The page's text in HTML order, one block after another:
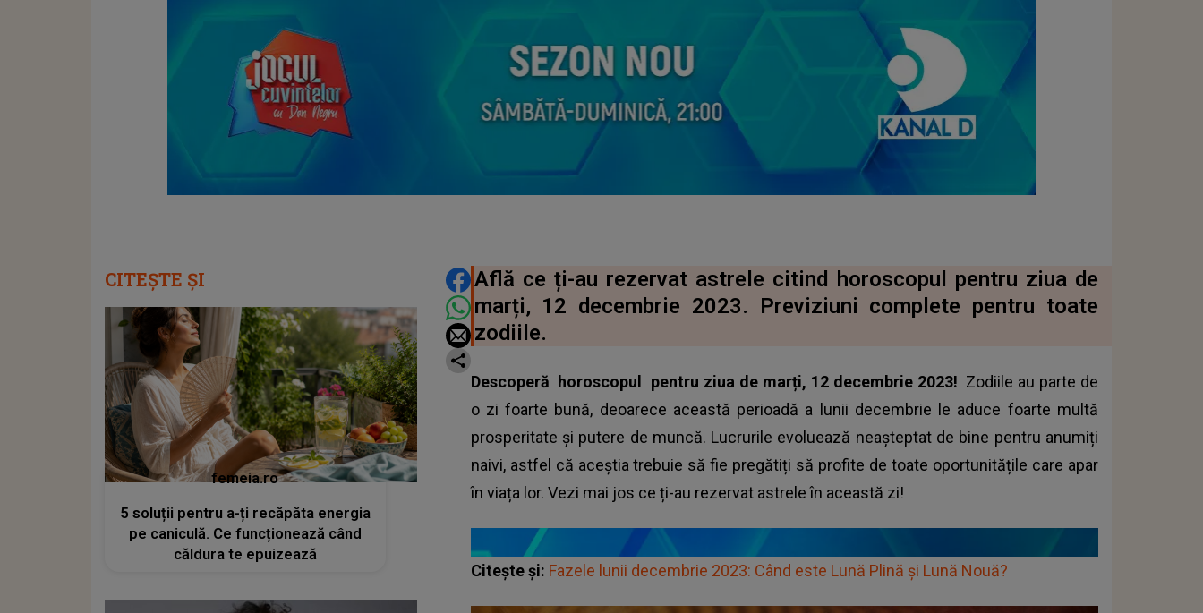
DISTRIBUIE ARTICOLUL
Află ce ți-au rezervat astrele citind horoscopul pentru ziua de
marți, 12 decembrie 2023. Previziuni complete pentru toate
zodiile.
Descoperă horoscopul pentru ziua de marți, 12 decembrie 2023! Zodiile au parte de
o zi foarte bună, deoarece această perioadă a lunii decembrie le aduce foarte multă
prosperitate și putere de muncă. Lucrurile evoluează neașteptat de bine pentru anumiți
naivi, astfel că aceștia trebuie să fie pregătiți să profite de toate oportunitățile care apar
în viața lor. Vezi mai jos ce ți-au rezervat astrele în această zi!
Citește și: Fazele lunii decembrie 2023: Când este Lună Plină și Lună Nouă?
CITEȘTE ȘI
femeia.ro
5 soluții pentru a-ți recăpăta energia
pe caniculă. Ce funcționează când
căldura te epuizează